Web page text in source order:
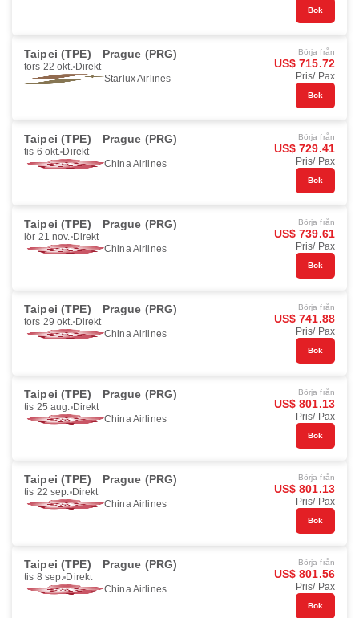
Bok
Taipei (TPE) Prague (PRG)
tors 22 okt. Direkt
Starlux Airlines
Börja från
US$ 715.72
Pris/ Pax
Bok
Taipei (TPE) Prague (PRG)
tis 6 okt. Direkt
China Airlines
Börja från
US$ 729.41
Pris/ Pax
Bok
Taipei (TPE) Prague (PRG)
lör 21 nov. Direkt
China Airlines
Börja från
US$ 739.61
Pris/ Pax
Bok
Taipei (TPE) Prague (PRG)
tors 29 okt. Direkt
China Airlines
Börja från
US$ 741.88
Pris/ Pax
Bok
Taipei (TPE) Prague (PRG)
tis 25 aug. Direkt
China Airlines
Börja från
US$ 801.13
Pris/ Pax
Bok
Taipei (TPE) Prague (PRG)
tis 22 sep. Direkt
China Airlines
Börja från
US$ 801.13
Pris/ Pax
Bok
Taipei (TPE) Prague (PRG)
tis 8 sep. Direkt
China Airlines
Börja från
US$ 801.56
Pris/ Pax
Bok